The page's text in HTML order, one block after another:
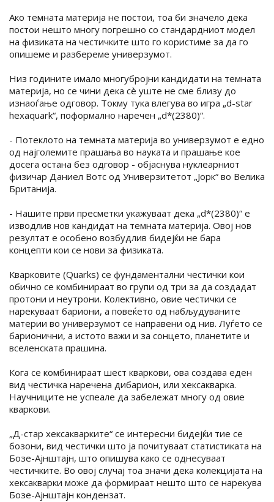
Ако темната материја не постои, тоа би значело дека
постои нешто многу погрешно со стандардниот модел
на физиката на честичките што го користиме за да го
опишеме и разбереме универзумот.
Низ годините имало многубројни кандидати на темната
материја, но се чини дека сè уште не сме близу до
изнаоѓање одговор. Токму тука влегува во игра „d-star
hexaquark“, поформално наречен „d*(2380)“.
- Потеклото на темната материја во универзумот е едно
од најголемите прашања во науката и прашање кое
досега остана без одговор - објаснува нуклеарниот
физичар Даниел Вотс од Универзитетот „Јорк“ во Велика
Британија.
- Нашите први пресметки укажуваат дека „d*(2380)“ е
изводлив нов кандидат на темната материја. Овој нов
резултат е особено возбудлив бидејќи не бара
концепти кои се нови за физиката.
Кварковите (Quarks) се фундаментални честички кои
обично се комбинираат во групи од три за да создадат
протони и неутрони. Колективно, овие честички се
нарекуваат бариони, а повеќето од набљудуваните
материи во универзумот се направени од нив. Луѓето се
барионични, а истото важи и за сонцето, планетите и
вселенската прашина.
Кога се комбинираат шест кваркови, ова создава еден
вид честичка наречена дибарион, или хексакварка.
Научниците не успеале да забележат многу од овие
кваркови.
„Д-стар хексакварките“ се интересни бидејќи тие се
бозони, вид честички што ја почитуваат статистиката на
Бозе-Ајнштајн, што опишува како се однесуваат
честичките. Во овој случај тоа значи дека колекцијата на
хексакварки може да формираат нешто што се нарекува
Бозе-Ајнштајн кондензат.